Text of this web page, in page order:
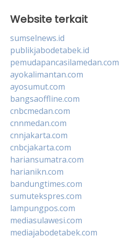
Website terkait
sumselnews.id
publikjabodetabek.id
pemudapancasilamedan.com
ayokalimantan.com
ayosumut.com
bangsaoffline.com
cnbcmedan.com
cnnmedan.com
cnnjakarta.com
cnbcjakarta.com
hariansumatra.com
harianikn.com
bandungtimes.com
sumutekspres.com
lampungpos.com
mediasulawesi.com
mediajabodetabek.com